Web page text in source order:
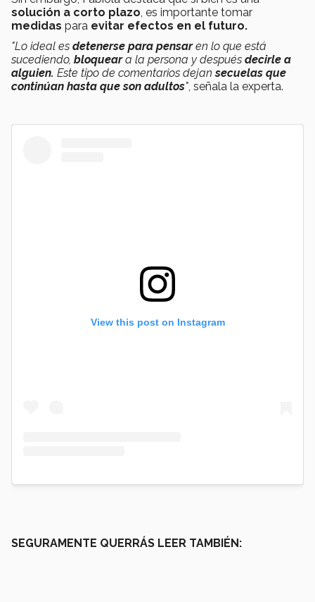
solución a corto plazo , es importante tomar
medidas para evitar efectos en el futuro.
"Lo ideal es detenerse para pensaren lo que está
sucediendo, bloqueara la persona y después decirle a
alguien. Este tipo de comentarios dejansecuelas que
continúan hasta que son adultos" , señala la experta.
View this post on Instagram
SEGURAMENTE QUERRÁS LEER TAMBIÉN: